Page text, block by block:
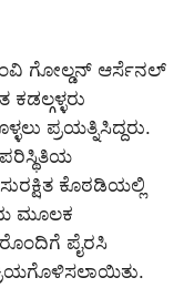
ಎಂವಿ ಗೋಲ್ಡನ್ ಆರ್ಸೆನಲ್
ಪ್ರಯತ್ನಿಸಿದ್ದರು.
ಕೊಠಡಿಯಲ್ಲಿ
ಮೂಲಕ
ಪೈರಸಿ